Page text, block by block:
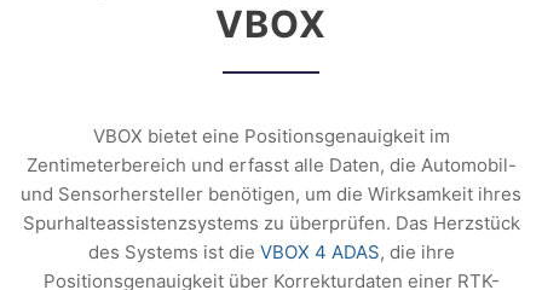
VBOX
VBOX bietet eine Positionsgenauigkeit im
Zentimeterbereich und erfasst alle Daten, die Automobil-
und Sensorhersteller benötigen, um die Wirksamkeit ihres
Spurhalteassistenzsystems zu überprüfen. Das Herzstück
des Systems ist die VBOX 4 ADAS, die ihre
Positionsgenauigkeit über Korrekturdaten einer RTK-